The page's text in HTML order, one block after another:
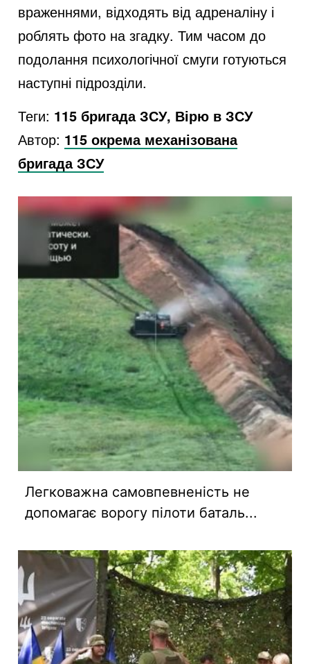
враженнями, відходять від адреналіну і
роблять фото на згадку. Тим часом до
подолання психологічної смуги готуються
наступні підрозділи.
Теги: 115 бригада ЗСУ, Вірю в ЗСУ
Автор: 115 окрема механізована
бригада ЗСУ
Легковажна самовпевненість не
допомагає ворогу пілоти баталь...